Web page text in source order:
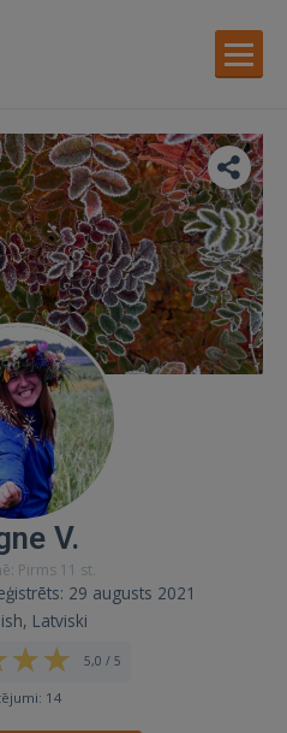
V.
Pirms 11 st.
29 augusts 2021
Latviski
5,0 / 5
14